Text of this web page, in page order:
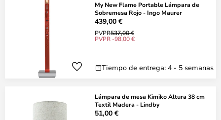
My New Flame Portable Lámpara de
Sobremesa Rojo - Ingo Maurer
439,00 €
PVPR537,00 €
PVPR -98,00 €
Tiempo de entrega: 4 - 5 semanas
Lámpara de mesa Kimiko Altura 38 cm
Textil Madera - Lindby
51,00 €